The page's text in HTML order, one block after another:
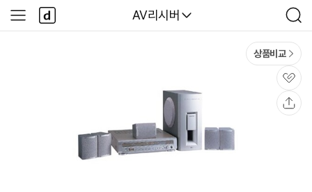
다나와
AV리시버
검
색
사
이
다
나
와
상품비교
관
심